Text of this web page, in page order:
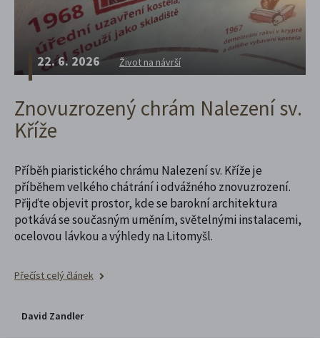
22. 6. 2026 Život na návrší
Znovuzrozený chrám Nalezení sv.
Kříže
Příběh piaristického chrámu Nalezení sv. Kříže je
příběhem velkého chátrání i odvážného znovuzrození.
Přijďte objevit prostor, kde se barokní architektura
potkává se současným uměním, světelnými instalacemi,
ocelovou lávkou a výhledy na Litomyšl.
Přečíst celý článek
David Zandler